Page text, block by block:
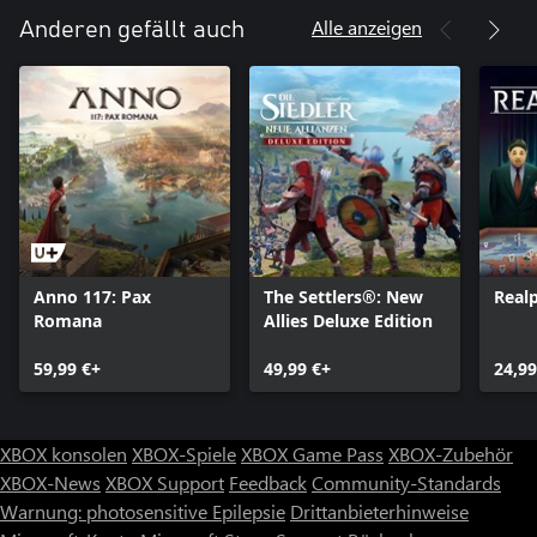
stellt einen Verstoß gegen die Nutzungsbedingungen dar.
Der Zugang zu bestimmten Funktionen des Spiels, einschließlich
des Ingame-Shops, ist für Minderjährige evtl. gesperrt.
Minderjährig sind Spieler unter 13 Jahren, sofern nicht in den
örtlichen Gesetzen etwas anderes festgelegt ist.
©2026 Take-Two Interactive Software, Inc. Sid Meier’s
Civilization, Civilization, Civ, 2K, Firaxis Games, Take-Two
Interactive Software und die jeweiligen Logos sind Marken von
Take-Two Interactive Software, Inc. Alle anderen Marken sind
Eigentum ihrer jeweiligen Inhaber. Alle Rechte vorbehalten.
Anderen gefällt auch Alle anzeigen
Anno 117: Pax
Romana
59,99 €+
The Settlers®: New
Allies Deluxe Edition
49,99 €+
XBOX konsolen XBOX-SpieleXBOX Game Pass XBOX-Zubehör
XBOX-News XBOX Support FeedbackCommunity-Standards
Warnung: photosensitive Epilepsie Drittanbieterhinweise